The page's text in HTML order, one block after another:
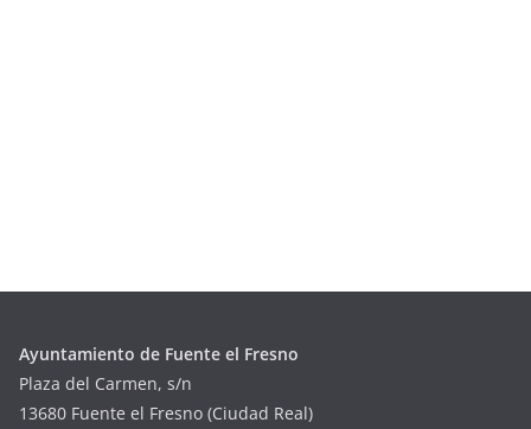
Ayuntamiento de Fuente el Fresno
Plaza del Carmen, s/n
13680 Fuente el Fresno (Ciudad Real)